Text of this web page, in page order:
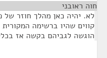
חוה ראובני
לא. יהיה כאן מהלך חוזר של
קווים שהיו ברשימה
הוגשה לגביהם בקשה אז